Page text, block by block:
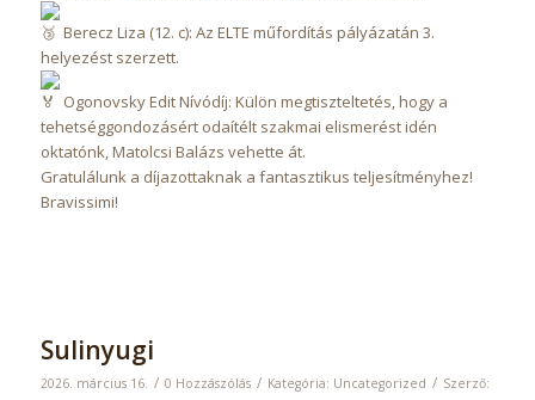
Berecz Liza (12. c): Az ELTE műfordítás pályázatán 3.
helyezést szerzett.
Ogonovsky Edit Nívódíj: Külön megtiszteltetés, hogy a
tehetséggondozásért odaítélt szakmai elismerést idén
oktatónk, Matolcsi Balázs vehette át.
Gratulálunk a díjazottaknak a fantasztikus teljesítményhez!
Bravissimi!
Sulinyugi
2026. március 16. / 0 Hozzászólás / Kategória: Uncategorized / Szerző: